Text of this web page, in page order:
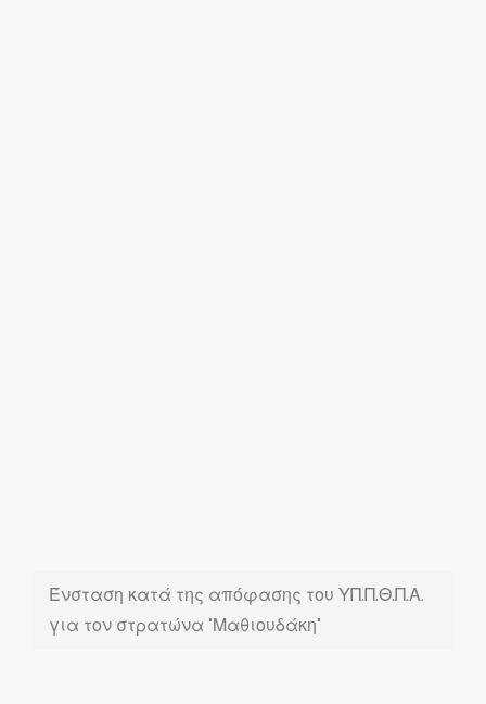
Ένσταση κατά της απόφασης του ΥΠ.Π.Θ.Π.Α.
για τον στρατώνα "Μαθιουδάκη"